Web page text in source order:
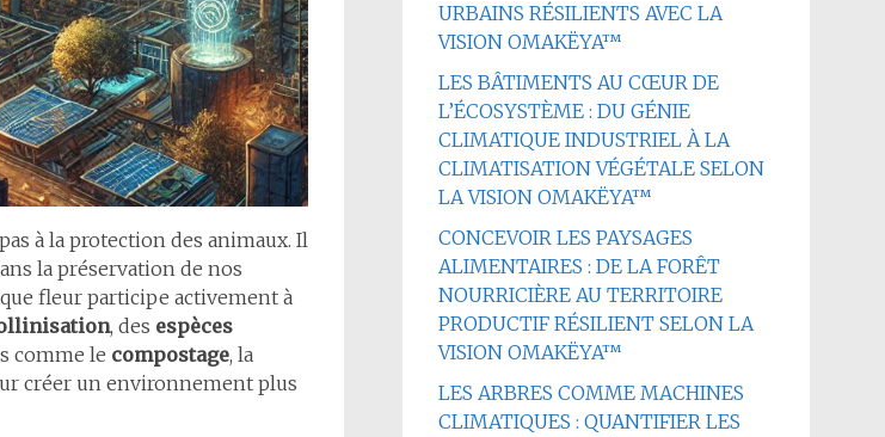
à la protection des animaux. Il
la préservation de nos
fleur participe activement à
, des espèces
comme le compostage, la
créer un environnement plus
URBAINS RÉSILIENTS AVEC LA
VISION OMAKËYA™
LES BÂTIMENTS AU CŒUR DE
L’ÉCOSYSTÈME : DU GÉNIE
CLIMATIQUE INDUSTRIEL À LA
CLIMATISATION VÉGÉTALE SELON
LA VISION OMAKËYA™
CONCEVOIR LES PAYSAGES
ALIMENTAIRES : DE LA FORÊT
NOURRICIÈRE AU TERRITOIRE
PRODUCTIF RÉSILIENT SELON LA
VISION OMAKËYA™
LES ARBRES COMME MACHINES
CLIMATIQUES : QUANTIFIER LES